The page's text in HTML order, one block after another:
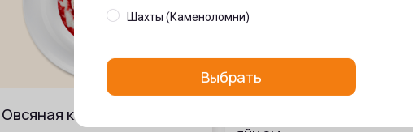
Овсяная каша с ягодами
Шахты (Каменоломни)
Выбрать